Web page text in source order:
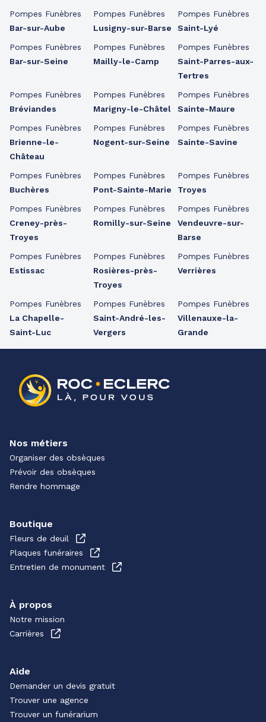
Pompes Funèbres
Bar-sur-Aube
Pompes Funèbres
Bar-sur-Seine
Pompes Funèbres
Bréviandes
Pompes Funèbres
Brienne-le-
Château
Pompes Funèbres
Buchères
Pompes Funèbres
Creney-près-
Troyes
Pompes Funèbres
Estissac
Pompes Funèbres
La Chapelle-
Saint-Luc
Pompes Funèbres
Lusigny-sur-Barse
Pompes Funèbres
Mailly-le-Camp
Pompes Funèbres
Marigny-le-Châtel
Pompes Funèbres
Nogent-sur-Seine
Pompes Funèbres
Pont-Sainte-Marie
Pompes Funèbres
Romilly-sur-Seine
Pompes Funèbres
Rosières-près-
Troyes
Pompes Funèbres
Saint-André-les-
Vergers
Pompes Funèbres
Saint-Lyé
Pompes Funèbres
Saint-Parres-aux-
Tertres
Pompes Funèbres
Sainte-Maure
Pompes Funèbres
Sainte-Savine
Pompes Funèbres
Troyes
Pompes Funèbres
Vendeuvre-sur-
Barse
Pompes Funèbres
Verrières
Pompes Funèbres
Villenauxe-la-
Grande
Nos métiers
Organiser des obsèques
Prévoir des obsèques
Rendre hommage
Boutique
Fleurs de deuil
Plaques funéraires
Entretien de monument
À propos
Notre mission
Carrières
Aide
Demander un devis gratuit
Trouver une agence
Trouver un funérarium